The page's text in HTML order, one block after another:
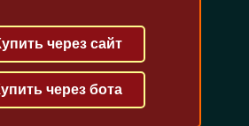
через сайт
через бота